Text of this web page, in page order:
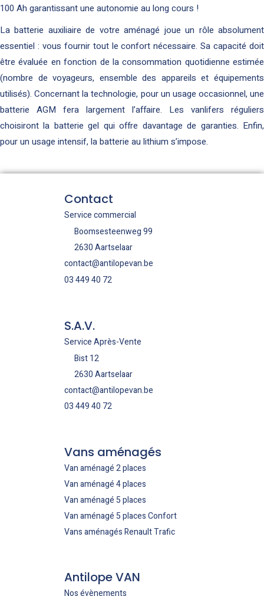
100 Ah garantissant une autonomie au long cours !
La batterie auxiliaire de votre aménagé joue un rôle absolument
essentiel : vous fournir tout le confort nécessaire. Sa capacité doit
être évaluée en fonction de la consommation quotidienne estimée
(nombre de voyageurs, ensemble des appareils et équipements
utilisés). Concernant la technologie, pour un usage occasionnel, une
batterie AGM fera largement l’affaire. Les vanlifers réguliers
choisiront la batterie gel qui offre davantage de garanties. Enfin,
pour un usage intensif, la batterie au lithium s’impose.
Contact
Service commercial
Boomsesteenweg 99
2630 Aartselaar
contact@antilopevan.be
03 449 40 72
S.A.V.
Service Après-Vente
Bist 12
2630 Aartselaar
contact@antilopevan.be
03 449 40 72
Vans aménagés
Van aménagé 2 places
Van aménagé 4 places
Van aménagé 5 places
Van aménagé 5 places Confort
Vans aménagés Renault Trafic
Antilope VAN
Nos évènements